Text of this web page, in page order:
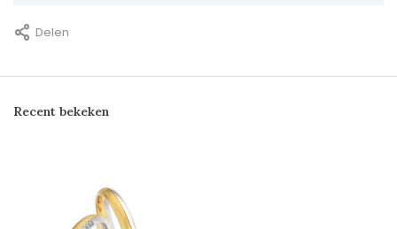
Delen
Recent bekeken